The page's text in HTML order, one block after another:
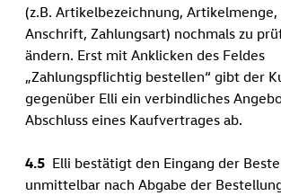
(z.B. Artikelbezeichnung, Artikelmenge,
Anschrift, Zahlungsart) nochmals zu
ändern. Erst mit Anklicken des Feldes
„Zahlungspflichtig bestellen“ gibt der
gegenüber Elli ein verbindliches
Abschluss eines Kaufvertrages ab.
4.5 Elli bestätigt den Eingang der
unmittelbar nach Abgabe der